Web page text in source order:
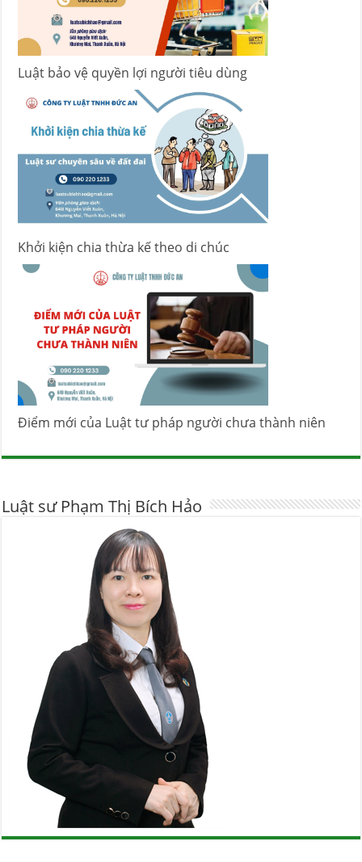
Luật bảo vệ quyền lợi người tiêu dùng
Khởi kiện chia thừa kế theo di chúc
Điểm mới của Luật tư pháp người chưa thành niên
Luật sư Phạm Thị Bích Hảo